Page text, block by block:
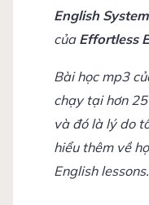
English System
của Effortless
Bài học mp3
chạy tại hơn
và đó là lý do
hiểu thêm về
English lessons.